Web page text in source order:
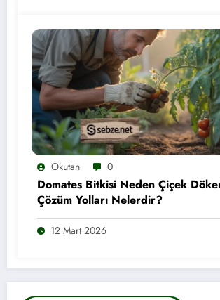
Okutan 0
Domates Bitkisi Neden Çiçek
Çözüm Yolları Nelerdir?
12 Mart 2026